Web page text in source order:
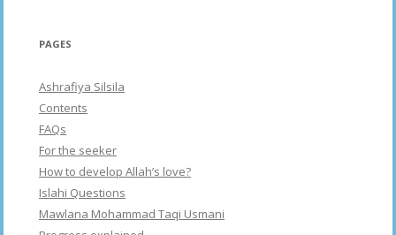
PAGES
Ashrafiya Silsila
Contents
FAQs
For the seeker
How to develop Allah’s love?
Islahi Questions
Mawlana Mohammad Taqi Usmani